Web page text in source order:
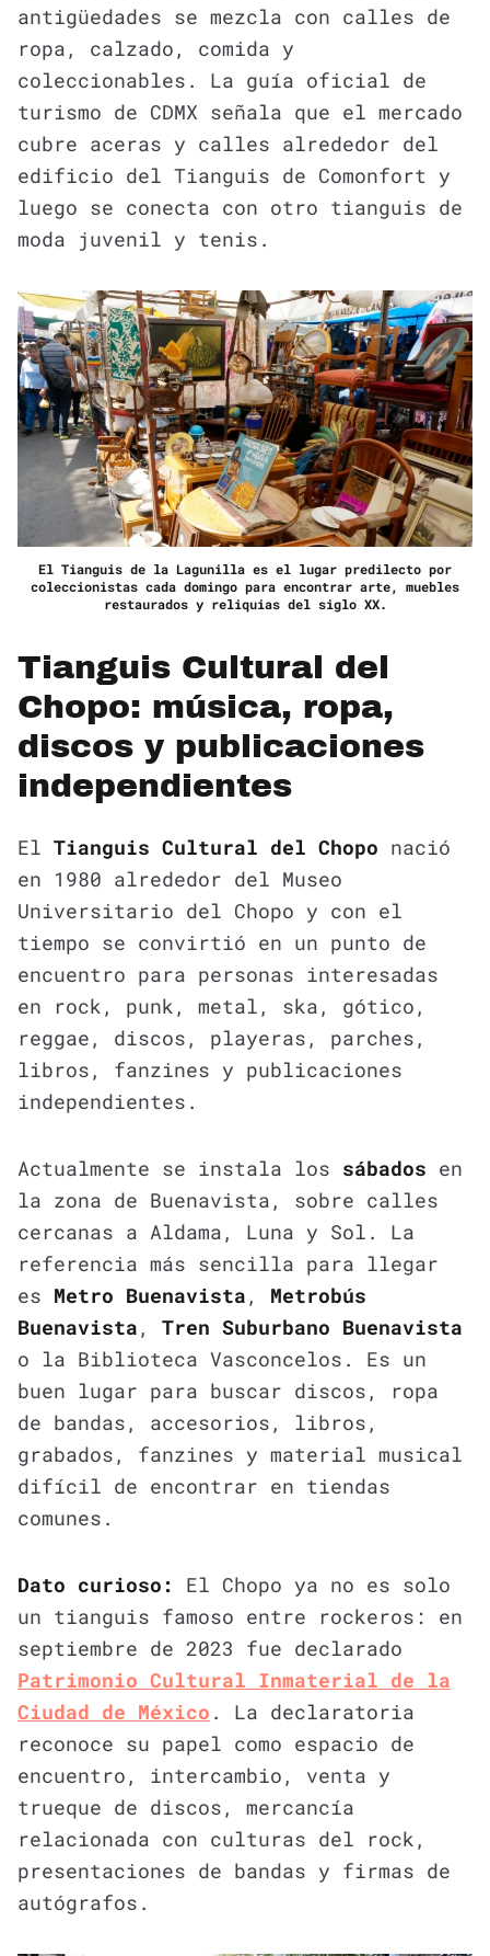
antigüedades se mezcla con calles de
ropa, calzado, comida y
coleccionables. La guía oficial de
turismo de CDMX señala que el mercado
cubre aceras y calles alrededor del
edificio del Tianguis de Comonfort y
luego se conecta con otro tianguis de
moda juvenil y tenis.
El Tianguis de la Lagunilla es el lugar predilecto por
coleccionistas cada domingo para encontrar arte, muebles
restaurados y reliquias del siglo XX.
Tianguis Cultural del
Chopo: música, ropa,
discos y publicaciones
independientes
El Tianguis Cultural del Chopo nació
en 1980 alrededor del Museo
Universitario del Chopo y con el
tiempo se convirtió en un punto de
encuentro para personas interesadas
en rock, punk, metal, ska, gótico,
reggae, discos, playeras, parches,
libros, fanzines y publicaciones
independientes.
Actualmente se instala los sábados en
la zona de Buenavista, sobre calles
cercanas a Aldama, Luna y Sol. La
referencia más sencilla para llegar
es Metro Buenavista , Metrobús
Buenavista , Tren Suburbano Buenavista
o la Biblioteca Vasconcelos. Es un
buen lugar para buscar discos, ropa
de bandas, accesorios, libros,
grabados, fanzines y material musical
difícil de encontrar en tiendas
comunes.
Dato curioso:
El Chopo ya no es solo
un tianguis famoso entre rockeros: en
septiembre de 2023 fue declarado
Patrimonio Cultural Inmaterial de la
Ciudad de México . La declaratoria
reconoce su papel como espacio de
encuentro, intercambio, venta y
trueque de discos, mercancía
relacionada con culturas del rock,
presentaciones de bandas y firmas de
autógrafos.